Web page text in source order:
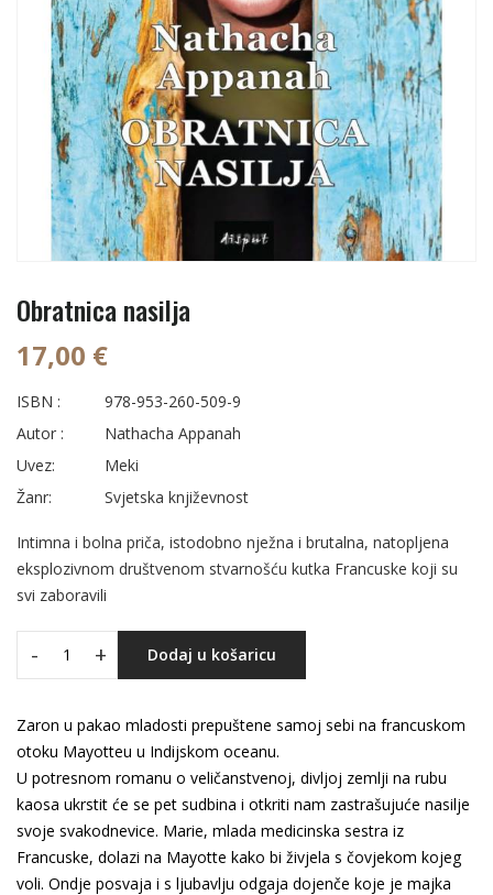
Obratnica nasilja
17,00 €
ISBN :
978-953-260-509-9
Autor :
Nathacha Appanah
Uvez:
Meki
Žanr:
Svjetska književnost
Intimna i bolna priča, istodobno nježna i brutalna, natopljena
eksplozivnom društvenom stvarnošću kutka Francuske koji su
svi zaboravili
- + Dodaj u košaricu
Zaron u pakao mladosti prepuštene samoj sebi na francuskom
otoku Mayotteu u Indijskom oceanu.
U potresnom romanu o veličanstvenoj, divljoj zemlji na rubu
kaosa ukrstit će se pet sudbina i otkriti nam zastrašujuće nasilje
svoje svakodnevice. Marie, mlada medicinska sestra iz
Francuske, dolazi na Mayotte kako bi živjela s čovjekom kojeg
voli. Ondje posvaja i s ljubavlju odgaja dojenče koje je majka